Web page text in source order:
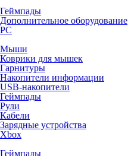
Геймпады
Дополнительное оборудование
PC
Мыши
Коврики для мышек
Гарнитуры
Накопители информации
USB-накопители
Геймпады
Рули
Кабели
Зарядные устройства
Xbox
Геймпады